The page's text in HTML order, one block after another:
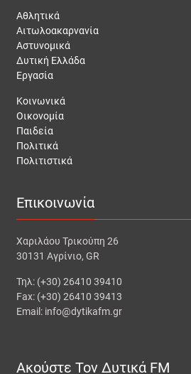
Αθλητικά
Αιτωλοακαρνανία
Αστυνομικά
Δυτική Ελλάδα
Εργασία
Κοινωνικά
Οικονομία
Παιδεία
Πολιτικά
Πολιτιστικά
Επικοινωνία
Χαριλάου Τρικούπη 26
30131 Αγρίνιο, GR
Τηλ: (+30) 26410 39410
Fax: (+30) 26410 39413
Email: info@dytikafm.gr
Ακούστε Τον Δυτικά FM